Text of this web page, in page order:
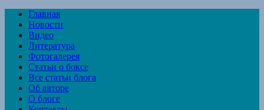
Главная
Новости
Видео
Литература
Фотогалерея
Статьи о боксе
Все статьи блога
Об авторе
О блоге